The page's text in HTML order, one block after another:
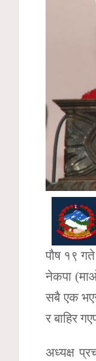
पौष १९
नेकपा
सबै एक
र बाहिर
अध्यक्ष